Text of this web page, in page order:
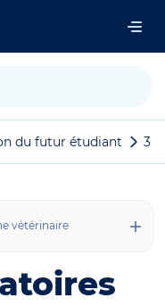
du futur étudiant 3 |
vétérinaire